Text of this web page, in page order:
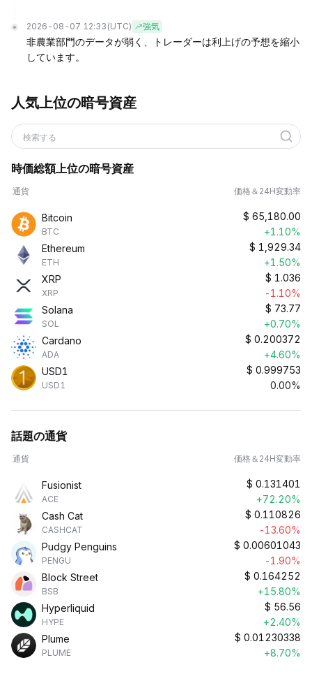
2026-08-07 12:33 (UTC) 強気
非農業部門のデータが弱く、トレーダーは利上げの予想を縮小
しています。
人気上位の暗号資産
検索する
時価総額上位の暗号資産
通貨 価格＆24H変動率
Bitcoin
BTC
$ 65,180.00
+1.10%
Ethereum
ETH
$ 1,929.34
+1.50%
XRP
XRP
$ 1.036
-1.10%
Solana
SOL
$ 73.77
+0.70%
Cardano
ADA
$ 0.200372
+4.60%
USD1
USD1
$ 0.999753
0.00%
話題の通貨
通貨 価格＆24H変動率
Fusionist
ACE
$ 0.131401
+72.20%
Cash Cat
CASHCAT
$ 0.110826
-13.60%
Pudgy Penguins
PENGU
$ 0.00601043
-1.90%
Block Street
BSB
$ 0.164252
+15.80%
Hyperliquid
HYPE
$ 56.56
+2.40%
Plume
PLUME
$ 0.01230338
+8.70%